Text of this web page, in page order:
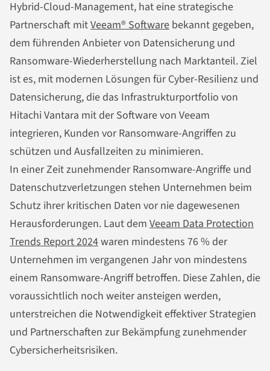
Hybrid-Cloud-Management, hat eine strategische
Partnerschaft mitVeeam® Software bekannt gegeben,
dem führenden Anbieter von Datensicherung und
Ransomware-Wiederherstellung nach Marktanteil. Ziel
ist es, mit modernen Lösungen für Cyber-Resilienz und
Datensicherung, die das Infrastrukturportfolio von
Hitachi Vantara mit der Software von Veeam
integrieren, Kunden vor Ransomware-Angriffen zu
schützen und Ausfallzeiten zu minimieren.
In einer Zeit zunehmender Ransomware-Angriffe und
Datenschutzverletzungen stehen Unternehmen beim
Schutz ihrer kritischen Daten vor nie dagewesenen
Herausforderungen. Laut dem Veeam Data Protection
Trends Report 2024waren mindestens 76 % der
Unternehmen im vergangenen Jahr von mindestens
einem Ransomware-Angriff betroffen. Diese Zahlen, die
voraussichtlich noch weiter ansteigen werden,
unterstreichen die Notwendigkeit effektiver Strategien
und Partnerschaften zur Bekämpfung zunehmender
Cybersicherheitsrisiken.